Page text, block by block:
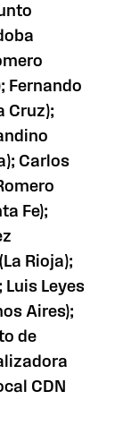
Fernando
Cruz);
Carlos
Fe);
Rioja);
Leyes
Aires);
de
CDN